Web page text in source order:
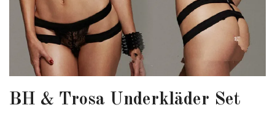
BH & Trosa Underkläder Set